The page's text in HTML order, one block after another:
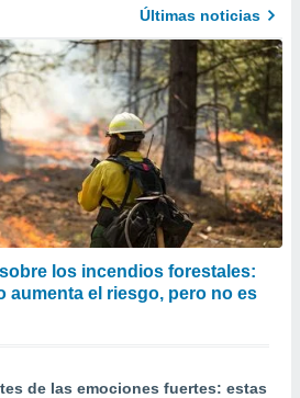
Últimas noticias
sobre los incendios forestales:
aumenta el riesgo, pero no es
de las emociones fuertes: estas